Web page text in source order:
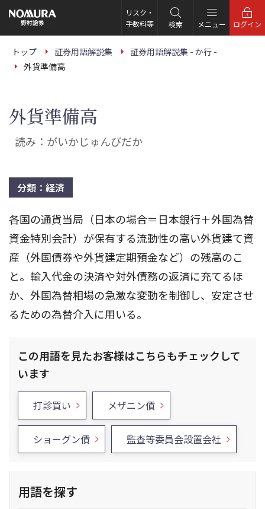
の
ー
リスク・
手数料等
検索 メニュー ログイン
トップ 証券用語解説集
証券用語解説集 - か行 -
外貨準備高
外貨準備高
読み：がいかじゅんびだか
分類：経済
各国の通貨当局（日本の場合＝日本銀行＋外国為替
資金特別会計）が保有する流動性の高い外貨建て資
産（外国債券や外貨建定期預金など）の残高のこ
と。輸入代金の決済や対外債務の返済に充てるほ
か、外国為替相場の急激な変動を制御し、安定させ
るための為替介入に用いる。
この用語を見たお客様はこちらもチェックして
います
打診買い メザニン債
ショーグン債 監査等委員会設置会社
用語を探す